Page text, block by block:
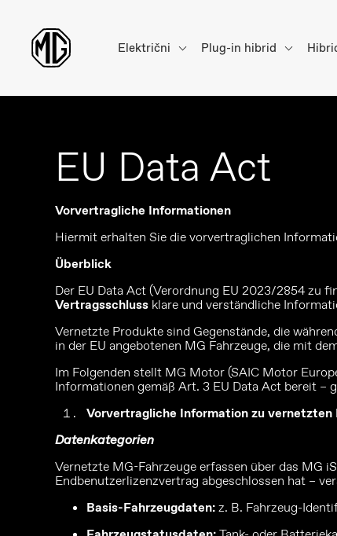
Električni Plug-in hibrid
EU Data Act
Vorvertragliche Informationen
Hiermit erhalten Sie die vorvertraglichen
Überblick
Der EU Data Act (Verordnung EU 2023/2854 zu
Vertragsschluss klare und verständliche
Vernetzte Produkte sind Gegenstände, die
in der EU angebotenen MG Fahrzeuge, die mit
Im Folgenden stellt MG Motor (SAIC Motor
Informationen gemäß Art. 3 EU Data Act bereit –
Vorvertragliche Information zu
Datenkategorien
Vernetzte MG-Fahrzeuge erfassen über das MG
Endbenutzerlizenzvertrag abgeschlossen hat –
Basis-Fahrzeugdaten:z. B. Fahrzeug-